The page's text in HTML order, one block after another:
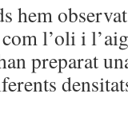
hem
l’oli i
preparat